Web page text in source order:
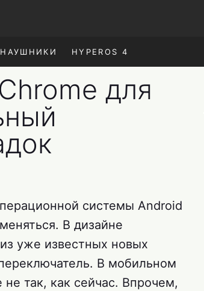
НАУШНИКИ HYPEROS 4
для
системы Android
В дизайне
уже известных новых
В мобильном
не так, как сейчас. Впрочем,